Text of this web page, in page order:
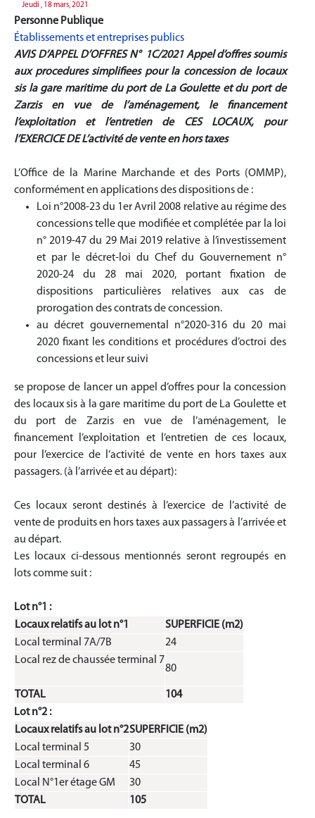
Jeudi , 18 mars, 2021
Personne Publique
Établissements et entreprises publics
AVIS D’APPEL D’OFFRES N° 1C/2021Appel d’offres soumis
aux procedures simplifiees pour la concession de locaux
sis la gare maritime du port de La Goulette et du port de
Zarzis en vue de l’aménagement, le financement
l’exploitation et l’entretien de CES LOCAUX, pour
l’EXERCICE DE L’activité de vente en hors taxes
L’Office de la Marine Marchande et des Ports (OMMP),
conformément en applications des dispositions de :
Loi n°2008-23 du 1er Avril 2008 relative au régime des
concessions telle que modifiée et complétée par la loi
n° 2019-47 du 29 Mai 2019 relative à l’investissement
et par le décret-loi du Chef du Gouvernement n°
2020-24 du 28 mai 2020, portant fixation de
dispositions particulières relatives aux cas de
prorogation des contrats de concession.
au décret gouvernemental n°2020-316 du 20 mai
2020 fixant les conditions et procédures d’octroi des
concessions et leur suivi
se propose de lancer un appel d’offres pour la concession
des locaux sis à la gare maritime du port de La Goulette et
du port de Zarzis en vue de l’aménagement, le
financement l’exploitation et l’entretien de ces locaux,
pour l’exercice de l’activité de vente en hors taxes aux
passagers. (à l’arrivée et au départ):
Ces locaux seront destinés à l’exercice de l’activité de
vente de produits en hors taxes aux passagers à l’arrivée et
au départ.
Les locaux ci-dessous mentionnés seront regroupés en
lots comme suit :
Lot n°1 :
Locaux relatifs au lot n°1
SUPERFICIE (m2)
Local terminal 7A/7B
24
Local rez de chaussée terminal 7
80
TOTAL
104
Lot n°2 :
Locaux relatifs au lot n°2SUPERFICIE (m2)
Local terminal 5
30
Local terminal 6
45
Local N°1er étage GM
30
TOTAL
105